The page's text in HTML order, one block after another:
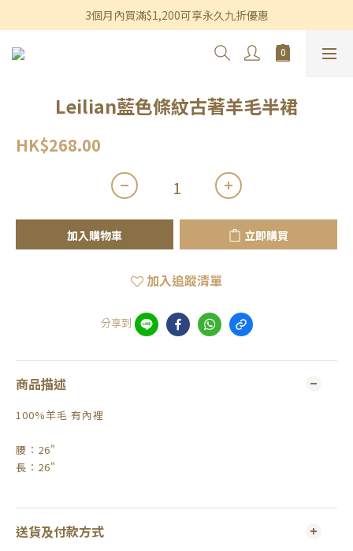
香港及澳門訂單滿$600即享免運費優惠
3個月內買滿$1,200可享永久九折優惠
香港及澳門訂單滿$600即享免運費優惠
Leilian藍色條紋古著羊毛半裙
HK$268.00
加入購物車 立即購買
加入追蹤清單
分享到
商品描述
100%羊毛 有內裡
腰：26"
長：26"
送貨及付款方式